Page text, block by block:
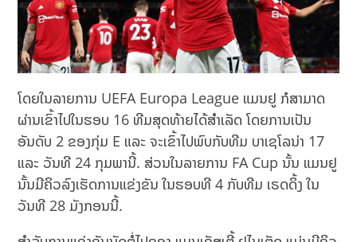
ໂດຍໃນລາຍການ UEFA Europa League ແມນຢູ ກໍສາມາດ
ຜ່ານເຂົ້າໄປໃນຮອບ 16 ທີມສຸດທ້າຍໄດ້ສໍາເລັດ ໂດຍການເປັນ
ອັນດັບ 2 ຂອງກຸ່ມ E ແລະ ຈະເຂົ້າໄປພົບກັບທີມ ບາເຊໂລນ່າ 17
ແລະ ວັນທີ 24 ​ກຸມພານີ້. ສ່ວນໃນລາຍການ FA Cup ນັ້ນ ແມນຢູ
ນັ້ນມີຄິວລົງເຮັດການແຂ່ງຂັນ ໃນຮອບທີ 4 ກັບທີມ ເຣດດິ້ງ ໃນ
ວັນທີ 28 ມັງກອນນີ້.